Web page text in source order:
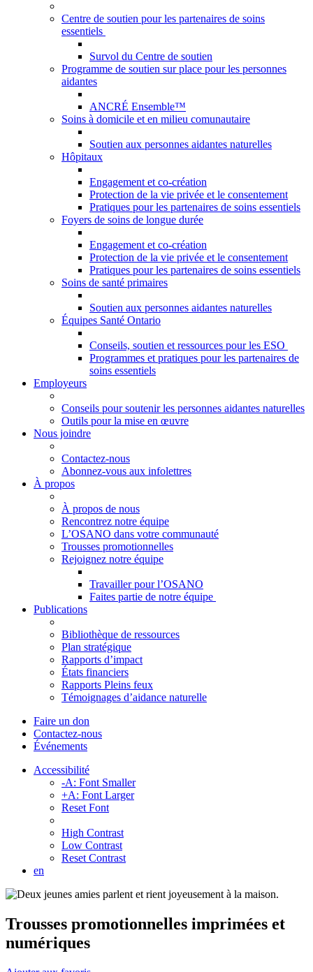
Centre de soutien pour les partenaires de soins
essentiels
Survol du Centre de soutien
Programme de soutien sur place pour les personnes
aidantes
ANCRÉ Ensemble™
Soins à domicile et en milieu comunautaire
Soutien aux personnes aidantes naturelles
Hôpitaux
Engagement et co-création
Protection de la vie privée et le consentement
Pratiques pour les partenaires de soins essentiels
Foyers de soins de longue durée
Engagement et co-création
Protection de la vie privée et le consentement
Pratiques pour les partenaires de soins essentiels
Soins de santé primaires
Soutien aux personnes aidantes naturelles
Équipes Santé Ontario
Conseils, soutien et ressources pour les ESO
Programmes et pratiques pour les partenaires de
soins essentiels
Employeurs
Conseils pour soutenir les personnes aidantes naturelles
Outils pour la mise en œuvre
Nous joindre
Contactez-nous
Abonnez-vous aux infolettres
À propos
À propos de nous
Rencontrez notre équipe
L’OSANO dans votre communauté
Trousses promotionnelles
Rejoignez notre équipe
Travailler pour l’OSANO
Faites partie de notre équipe
Publications
Bibliothèque de ressources
Plan stratégique
Rapports d’impact
États financiers
Rapports Pleins feux
Témoignages d’aidance naturelle
Faire un don
Contactez-nous
Événements
Accessibilité
-A: Font Smaller
+A: Font Larger
Reset Font
High Contrast
Low Contrast
Reset Contrast
en
Trousses promotionnelles imprimées et
numériques